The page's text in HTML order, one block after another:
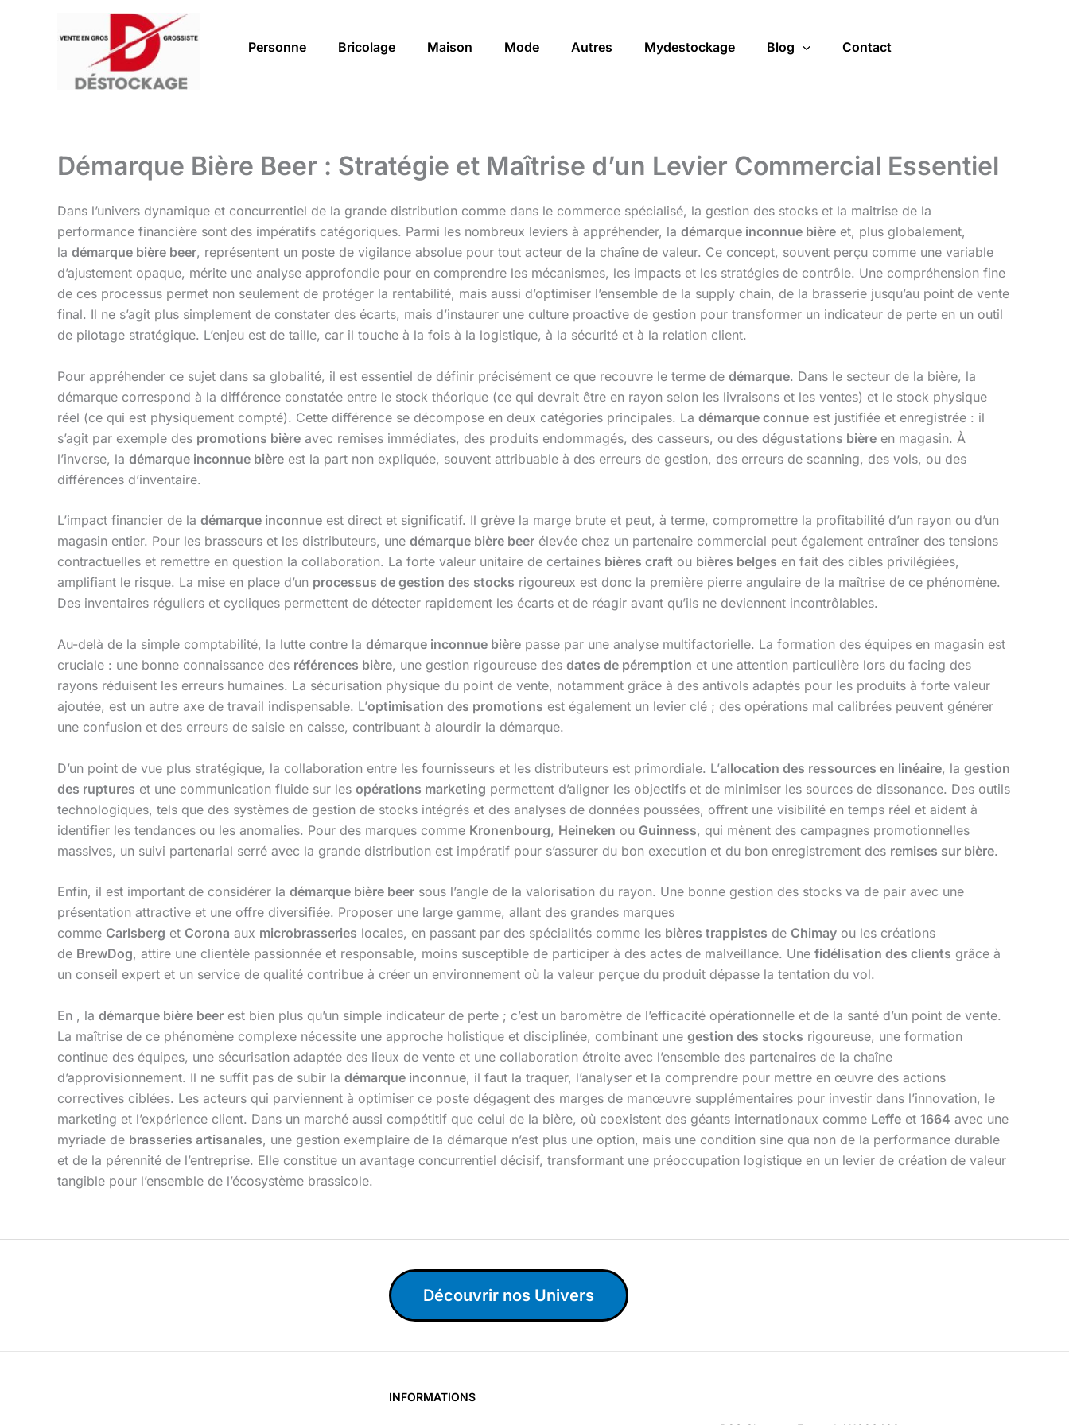
Personne Bricolage Maison Mode Autres Mydestockage Blog Contact
Démarque Bière Beer : Stratégie et Maîtrise d’un Levier Commercial Essentiel
Dans l’univers dynamique et concurrentiel de la grande distribution comme dans le commerce spécialisé, la gestion des stocks et la maitrise de la
performance financière sont des impératifs catégoriques. Parmi les nombreux leviers à appréhender, la démarque inconnue bière et, plus globalement,
la démarque bière beer, représentent un poste de vigilance absolue pour tout acteur de la chaîne de valeur. Ce concept, souvent perçu comme une variable
d’ajustement opaque, mérite une analyse approfondie pour en comprendre les mécanismes, les impacts et les stratégies de contrôle. Une compréhension fine
de ces processus permet non seulement de protéger la rentabilité, mais aussi d’optimiser l’ensemble de la supply chain, de la brasserie jusqu’au point de vente
final. Il ne s’agit plus simplement de constater des écarts, mais d’instaurer une culture proactive de gestion pour transformer un indicateur de perte en un outil
de pilotage stratégique. L’enjeu est de taille, car il touche à la fois à la logistique, à la sécurité et à la relation client.
Pour appréhender ce sujet dans sa globalité, il est essentiel de définir précisément ce que recouvre le terme de démarque. Dans le secteur de la bière, la
démarque correspond à la différence constatée entre le stock théorique (ce qui devrait être en rayon selon les livraisons et les ventes) et le stock physique
réel (ce qui est physiquement compté). Cette différence se décompose en deux catégories principales. La démarque connue est justifiée et enregistrée : il
s’agit par exemple des promotions bière avec remises immédiates, des produits endommagés, des casseurs, ou des dégustations bière en magasin. À
l’inverse, la démarque inconnue bière est la part non expliquée, souvent attribuable à des erreurs de gestion, des erreurs de scanning, des vols, ou des
différences d’inventaire.
L’impact financier de la démarque inconnue est direct et significatif. Il grève la marge brute et peut, à terme, compromettre la profitabilité d’un rayon ou d’un
magasin entier. Pour les brasseurs et les distributeurs, une démarque bière beer élevée chez un partenaire commercial peut également entraîner des tensions
contractuelles et remettre en question la collaboration. La forte valeur unitaire de certaines bières craft ou bières belges en fait des cibles privilégiées,
amplifiant le risque. La mise en place d’un processus de gestion des stocks rigoureux est donc la première pierre angulaire de la maîtrise de ce phénomène.
Des inventaires réguliers et cycliques permettent de détecter rapidement les écarts et de réagir avant qu’ils ne deviennent incontrôlables.
Au-delà de la simple comptabilité, la lutte contre la démarque inconnue bière passe par une analyse multifactorielle. La formation des équipes en magasin est
cruciale : une bonne connaissance des références bière, une gestion rigoureuse des dates de péremption et une attention particulière lors du facing des
rayons réduisent les erreurs humaines. La sécurisation physique du point de vente, notamment grâce à des antivols adaptés pour les produits à forte valeur
ajoutée, est un autre axe de travail indispensable. L’optimisation des promotions est également un levier clé ; des opérations mal calibrées peuvent générer
une confusion et des erreurs de saisie en caisse, contribuant à alourdir la démarque.
D’un point de vue plus stratégique, la collaboration entre les fournisseurs et les distributeurs est primordiale. L’allocation des ressources en linéaire, la gestion
des ruptures et une communication fluide sur les opérations marketing permettent d’aligner les objectifs et de minimiser les sources de dissonance. Des outils
technologiques, tels que des systèmes de gestion de stocks intégrés et des analyses de données poussées, offrent une visibilité en temps réel et aident à
identifier les tendances ou les anomalies. Pour des marques comme Kronenbourg, Heineken ou Guinness, qui mènent des campagnes promotionnelles
massives, un suivi partenarial serré avec la grande distribution est impératif pour s’assurer du bon execution et du bon enregistrement des remises sur bière.
Enfin, il est important de considérer la démarque bière beer sous l’angle de la valorisation du rayon. Une bonne gestion des stocks va de pair avec une
présentation attractive et une offre diversifiée. Proposer une large gamme, allant des grandes marques
comme Carlsberg et Corona aux microbrasseries locales, en passant par des spécialités comme les bières trappistes de Chimay ou les créations
de BrewDog, attire une clientèle passionnée et responsable, moins susceptible de participer à des actes de malveillance. Une fidélisation des clients grâce à
un conseil expert et un service de qualité contribue à créer un environnement où la valeur perçue du produit dépasse la tentation du vol.
En , la démarque bière beer est bien plus qu’un simple indicateur de perte ; c’est un baromètre de l’efficacité opérationnelle et de la santé d’un point de vente.
La maîtrise de ce phénomène complexe nécessite une approche holistique et disciplinée, combinant une gestion des stocks rigoureuse, une formation
continue des équipes, une sécurisation adaptée des lieux de vente et une collaboration étroite avec l’ensemble des partenaires de la chaîne
d’approvisionnement. Il ne suffit pas de subir la démarque inconnue, il faut la traquer, l’analyser et la comprendre pour mettre en œuvre des actions
correctives ciblées. Les acteurs qui parviennent à optimiser ce poste dégagent des marges de manœuvre supplémentaires pour investir dans l’innovation, le
marketing et l’expérience client. Dans un marché aussi compétitif que celui de la bière, où coexistent des géants internationaux comme Leffe et 1664 avec une
myriade de brasseries artisanales, une gestion exemplaire de la démarque n’est plus une option, mais une condition sine qua non de la performance durable
et de la pérennité de l’entreprise. Elle constitue un avantage concurrentiel décisif, transformant une préoccupation logistique en un levier de création de valeur
tangible pour l’ensemble de l’écosystème brassicole.
Découvrir nos Univers
INFORMATIONS